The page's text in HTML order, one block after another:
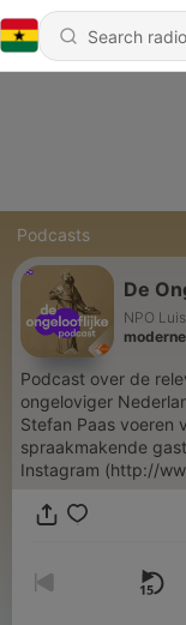
Podcasts
De
NPO
Best Of
Podcast over de
ongeloviger
Stefan Paas voeren
spraakmakende gasten. 📱 Volg
Instagram (http://